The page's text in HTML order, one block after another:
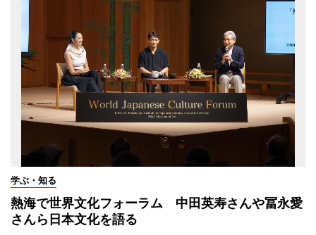
学ぶ・知る
熱海で世界文化フォーラム 中田英寿さんや冨永愛
さんら日本文化を語る